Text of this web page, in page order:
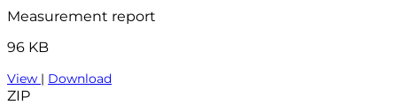
Measurement report
96 KB
View | Download
ZIP